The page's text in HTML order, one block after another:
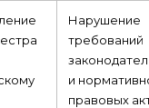
Нарушение
требований
и
правовых